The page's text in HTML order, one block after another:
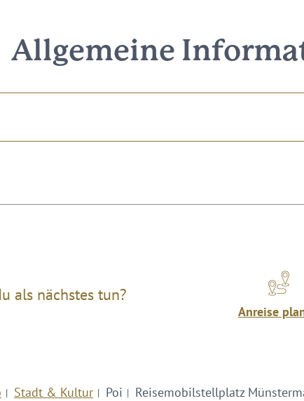
Allgemeine
als nächstes tun?
Anreise
Stadt & Kultur Poi Reisemobilstellplatz